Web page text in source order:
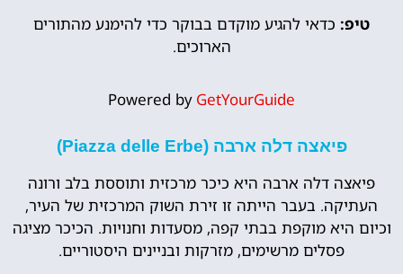
טיפ: כדאי להגיע מוקדם בבוקר כדי להימנע מהתורים
הארוכים.
Powered by GetYourGuide
פיאצה דלה ארבה (Piazza delle Erbe)
פיאצה דלה ארבה היא כיכר מרכזית ותוססת בלב ורונה
העתיקה. בעבר הייתה זו זירת השוק המרכזית של העיר,
וכיום היא מוקפת בבתי קפה, מסעדות וחנויות. הכיכר מציגה
פסלים מרשימים, מזרקות ובניינים היסטוריים.